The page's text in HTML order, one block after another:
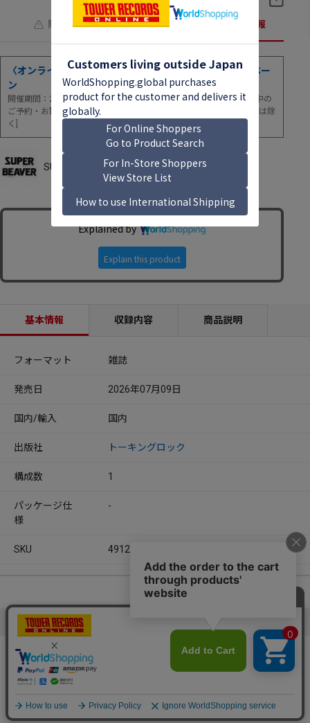
購入上の注意 キャンペーン・特集情報
〈オンライン＆マケプレ〉全品20％ポイント還元キャンペー
ン
開催期間：2026年8月6日(木)0:00～8月9日(日)23:59まで！[※期間中の
ご予約・お取り寄せ・ご注文が対象 ※店舗取置・店舗予約サービスは除
く]
SUPER BEAVER 特集ページはコチラ！
基本情報 収録内容 商品説明
フォーマット 雑誌
発売日 2026年07月09日
国内/輸入 国内
出版社 トーキングロック
構成数 1
パッケージ仕
様
-
SKU 4912166620861
メンバーズレビュー
レビューを書いてみませんか？
この商品をレビューする